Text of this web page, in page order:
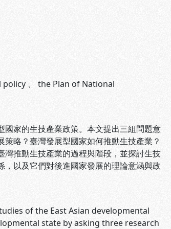
policy 、 the Plan of National
家的生技產業政策。本文提出三組問題意
略？臺灣發展型國家如何推動生技產業？
推動生技產業的過程與階段，並探討生技
以及它們對後進國家發展的理論意涵與政
of the East Asian developmental
state by asking three research